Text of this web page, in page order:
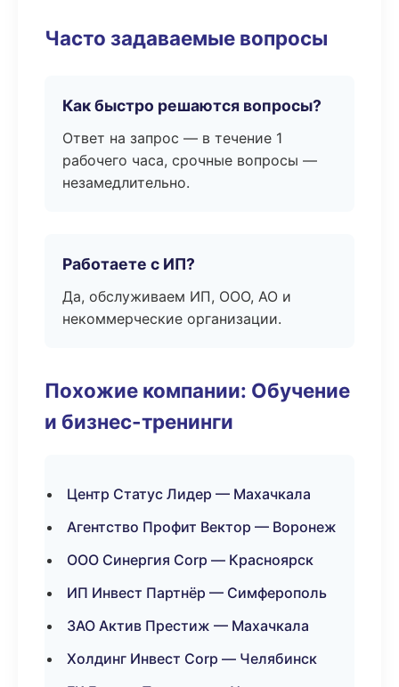
Часто задаваемые вопросы
Как быстро решаются вопросы?
Ответ на запрос — в течение 1
рабочего часа, срочные вопросы —
незамедлительно.
Работаете с ИП?
Да, обслуживаем ИП, ООО, АО и
некоммерческие организации.
Похожие компании: Обучение
и бизнес-тренинги
Центр Статус Лидер — Махачкала
Агентство Профит Вектор — Воронеж
ООО Синергия Corp — Красноярск
ИП Инвест Партнёр — Симферополь
ЗАО Актив Престиж — Махачкала
Холдинг Инвест Corp — Челябинск